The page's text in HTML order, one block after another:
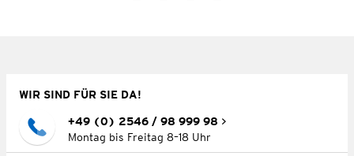
WIR SIND FÜR SIE DA!
+49 (0) 2546 / 98 999 98
Montag bis Freitag 8–18 Uhr